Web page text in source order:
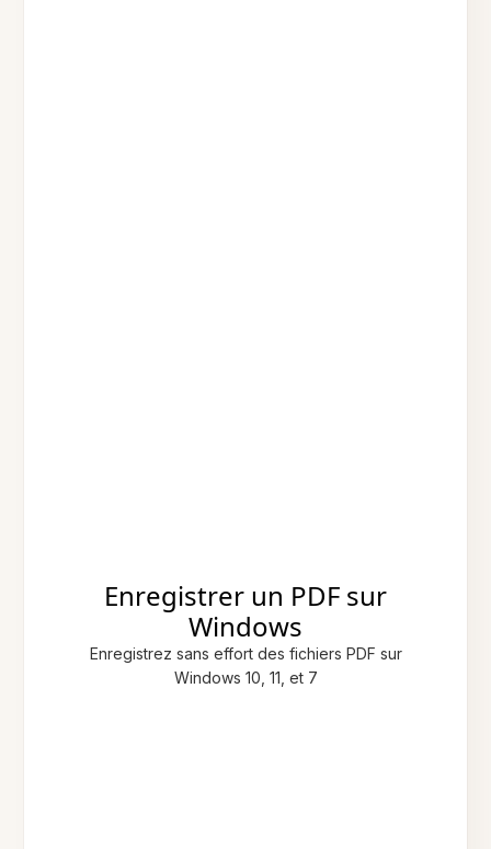
Enregistrer un PDF sur
Windows
Enregistrez sans effort des fichiers PDF sur
Windows 10, 11, et 7